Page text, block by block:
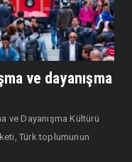
ve dayanışma
ve Dayanışma Kültürü
Türk toplumunun